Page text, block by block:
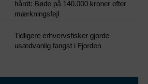
hårdt: Bøde på 140.000 kroner efter
mærkningsfejl
Tidligere erhvervsfisker gjorde
usædvanlig fangst i Fjorden